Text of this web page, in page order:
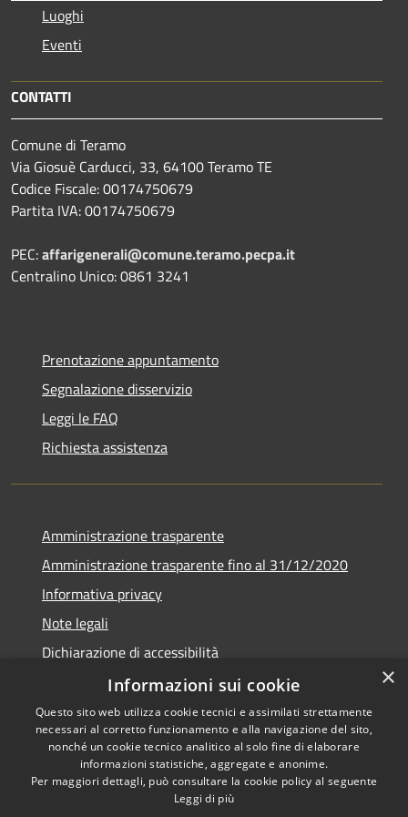
Luoghi
Eventi
CONTATTI
Comune di Teramo
Via Giosuè Carducci, 33, 64100 Teramo TE
Codice Fiscale: 00174750679
Partita IVA: 00174750679
PEC:affarigenerali@comune.teramo.pecpa.it
Centralino Unico: 0861 3241
Prenotazione appuntamento
Segnalazione disservizio
Leggi le FAQ
Richiesta assistenza
Amministrazione trasparente
Amministrazione trasparente fino al 31/12/2020
Informativa privacy
Note legali
Dichiarazione di accessibilità
Accessibilità
Privacy
Copyright © 2026 • Comune di
Teramo • Powered by
Municipium• Accesso
×
Informazioni sui cookie
Questo sito web utilizza cookie tecnici e assimilati strettamente
necessari al corretto funzionamento e alla navigazione del sito,
nonché un cookie tecnico analitico al solo fine di elaborare
informazioni statistiche, aggregate e anonime.
Per maggiori dettagli, può consultare la cookie policy al seguente
Leggi di più